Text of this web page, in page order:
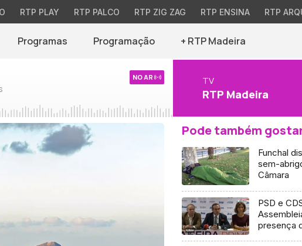
RTP PLAY RTP PALCO RTP ZIG ZAG RTP ENSINA RTP
Programas Programação + RTP Madeira
NO AR TV
RTP Madeira
Pode também
Funchal
sem-
Câmara
PSD e
presença